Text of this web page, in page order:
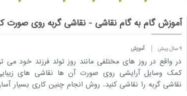
آموزش گام به گام نقاشی - نقاشی گربه روی صورت
9 سال پیش آموزش
در واقع در روز های مختلفی مانند روز تولد فرزند خود می
کمک وسایل آرایشی روی صورت آن ها نقاشی های
نقاشی گربه را نقاشی کنید. روش انجام چنین کاری بسیار